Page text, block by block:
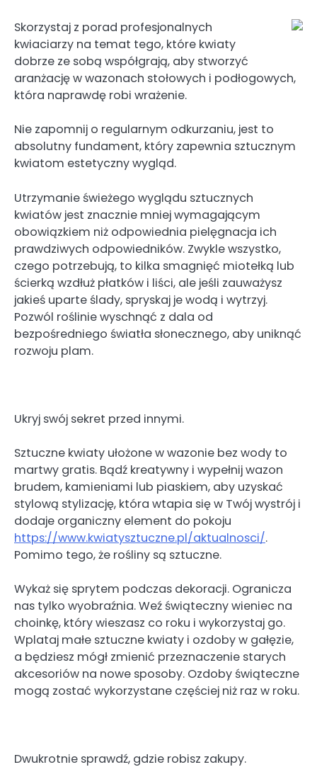
Skorzystaj z porad profesjonalnych
kwiaciarzy na temat tego, które kwiaty
dobrze ze sobą współgrają, aby stworzyć
aranżację w wazonach stołowych i podłogowych,
która naprawdę robi wrażenie.
Nie zapomnij o regularnym odkurzaniu, jest to
absolutny fundament, który zapewnia sztucznym
kwiatom estetyczny wygląd.
Utrzymanie świeżego wyglądu sztucznych
kwiatów jest znacznie mniej wymagającym
obowiązkiem niż odpowiednia pielęgnacja ich
prawdziwych odpowiedników. Zwykle wszystko,
czego potrzebują, to kilka smagnięć miotełką lub
ścierką wzdłuż płatków i liści, ale jeśli zauważysz
jakieś uparte ślady, spryskaj je wodą i wytrzyj.
Pozwól roślinie wyschnąć z dala od
bezpośredniego światła słonecznego, aby uniknąć
rozwoju plam.
Ukryj swój sekret przed innymi.
Sztuczne kwiaty ułożone w wazonie bez wody to
martwy gratis. Bądź kreatywny i wypełnij wazon
brudem, kamieniami lub piaskiem, aby uzyskać
stylową stylizację, która wtapia się w Twój wystrój i
dodaje organiczny element do pokoju
https://www.kwiatysztuczne.pl/aktualnosci/.
Pomimo tego, że rośliny są sztuczne.
Wykaż się sprytem podczas dekoracji. Ogranicza
nas tylko wyobraźnia. Weź świąteczny wieniec na
choinkę, który wieszasz co roku i wykorzystaj go.
Wplataj małe sztuczne kwiaty i ozdoby w gałęzie,
a będziesz mógł zmienić przeznaczenie starych
akcesoriów na nowe sposoby. Ozdoby świąteczne
mogą zostać wykorzystane częściej niż raz w roku.
Dwukrotnie sprawdź, gdzie robisz zakupy.